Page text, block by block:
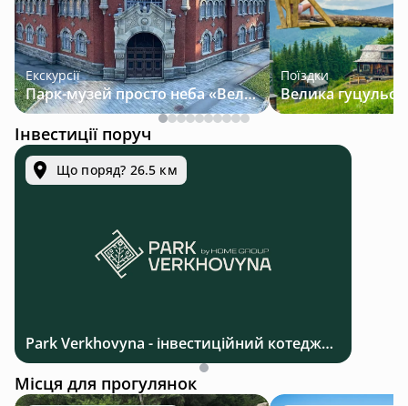
Екскурсії
Парк-музей просто неба «Велична Україна»
Поїздки
Інвестиції поруч
Що поряд? 26.5 км
Park Verkhovyna - інвестиційний котеджний комплекс біля Верховини в Карпатах
Місця для прогулянок